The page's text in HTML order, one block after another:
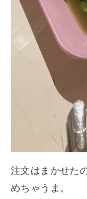
注文はまかせた
めちゃうま。